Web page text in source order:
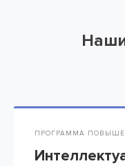
ПРОГРАММА